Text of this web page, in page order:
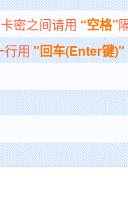
密之间请用 “空格”
行用"回车(Enter键)"